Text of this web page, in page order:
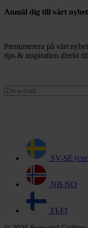
Anmäl dig till vårt
Prenumerera på vårt
tips & inspiration direkt
SV-SE
NB-NO
FI-FI